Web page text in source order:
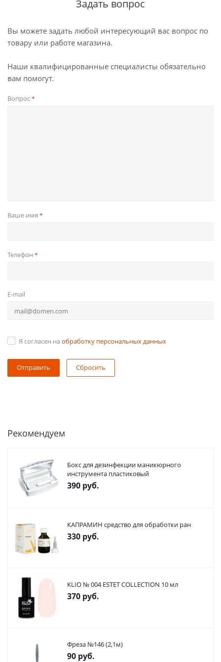
Задать вопрос
Вы можете задать любой интересующий вас вопрос по
товару или работе магазина.
Наши квалифицированные специалисты обязательно
вам помогут.
Вопрос*
Ваше имя *
Телефон *
E-mail
Я согласен на обработку персональных данных
Сбросить
Рекомендуем
Бокс для дезинфекции маникюрного
инструмента пластиковый
390 руб.
КАПРАМИН средство для обработки ран
330 руб.
KLIO № 004 ESTET COLLECTION 10 мл
370 руб.
Фреза №146 (2,1м)
90 руб.